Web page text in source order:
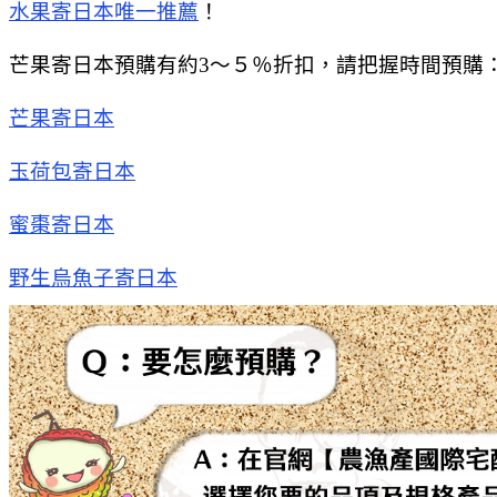
水果寄日本唯一推薦 ！
芒果寄日本預購有約3～５％折扣，請把握時間預購
芒果寄日本
玉荷包寄日本
蜜棗寄日本
野生烏魚子寄日本